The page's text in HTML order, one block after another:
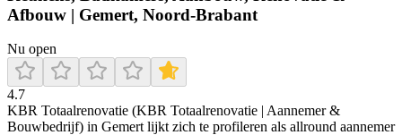
Afbouw | Gemert, Noord-Brabant
Nu open
4.7
KBR Totaalrenovatie (KBR Totaalrenovatie | Aannemer &
Bouwbedrijf) in Gemert lijkt zich te profileren als allround aannemer